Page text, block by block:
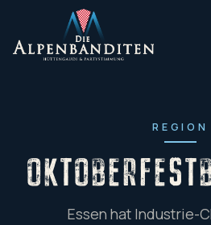
REGION
Essen hat Industrie-